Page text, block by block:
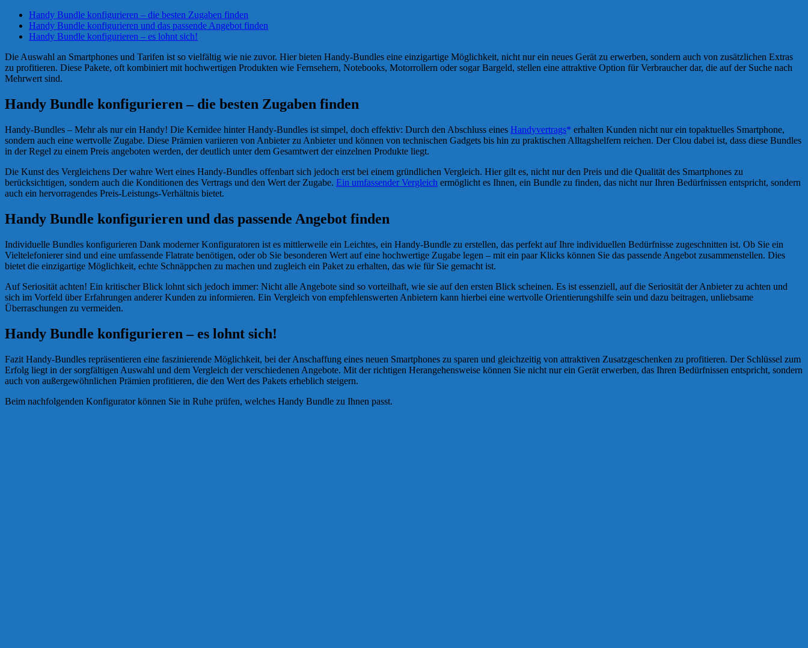
Handy Bundle konfigurieren – die besten Zugaben finden
Handy Bundle konfigurieren und das passende Angebot finden
Handy Bundle konfigurieren – es lohnt sich!
Die Auswahl an Smartphones und Tarifen ist so vielfältig wie nie zuvor. Hier bieten Handy-Bundles eine einzigartige Möglichkeit, nicht nur ein neues Gerät zu erwerben, sondern auch von zusätzlichen Extras
zu profitieren. Diese Pakete, oft kombiniert mit hochwertigen Produkten wie Fernsehern, Notebooks, Motorrollern oder sogar Bargeld, stellen eine attraktive Option für Verbraucher dar, die auf der Suche nach
Mehrwert sind.
Handy Bundle konfigurieren – die besten Zugaben finden
Handy-Bundles – Mehr als nur ein Handy! Die Kernidee hinter Handy-Bundles ist simpel, doch effektiv: Durch den Abschluss eines Handyvertrags
erhalten Kunden nicht nur ein topaktuelles Smartphone,
sondern auch eine wertvolle Zugabe. Diese Prämien variieren von Anbieter zu Anbieter und können von technischen Gadgets bis hin zu praktischen Alltagshelfern reichen. Der Clou dabei ist, dass diese Bundles
in der Regel zu einem Preis angeboten werden, der deutlich unter dem Gesamtwert der einzelnen Produkte liegt.
Die Kunst des Vergleichens Der wahre Wert eines Handy-Bundles offenbart sich jedoch erst bei einem gründlichen Vergleich. Hier gilt es, nicht nur den Preis und die Qualität des Smartphones zu
berücksichtigen, sondern auch die Konditionen des Vertrags und den Wert der Zugabe. Ein umfassender Vergleich ermöglicht es Ihnen, ein Bundle zu finden, das nicht nur Ihren Bedürfnissen entspricht, sondern
auch ein hervorragendes Preis-Leistungs-Verhältnis bietet.
Handy Bundle konfigurieren und das passende Angebot finden
Individuelle Bundles konfigurieren Dank moderner Konfiguratoren ist es mittlerweile ein Leichtes, ein Handy-Bundle zu erstellen, das perfekt auf Ihre individuellen Bedürfnisse zugeschnitten ist. Ob Sie ein
Vieltelefonierer sind und eine umfassende Flatrate benötigen, oder ob Sie besonderen Wert auf eine hochwertige Zugabe legen – mit ein paar Klicks können Sie das passende Angebot zusammenstellen. Dies
bietet die einzigartige Möglichkeit, echte Schnäppchen zu machen und zugleich ein Paket zu erhalten, das wie für Sie gemacht ist.
Auf Seriosität achten! Ein kritischer Blick lohnt sich jedoch immer: Nicht alle Angebote sind so vorteilhaft, wie sie auf den ersten Blick scheinen. Es ist essenziell, auf die Seriosität der Anbieter zu achten und
sich im Vorfeld über Erfahrungen anderer Kunden zu informieren. Ein Vergleich von empfehlenswerten Anbietern kann hierbei eine wertvolle Orientierungshilfe sein und dazu beitragen, unliebsame
Überraschungen zu vermeiden.
Handy Bundle konfigurieren – es lohnt sich!
Fazit Handy-Bundles repräsentieren eine faszinierende Möglichkeit, bei der Anschaffung eines neuen Smartphones zu sparen und gleichzeitig von attraktiven Zusatzgeschenken zu profitieren. Der Schlüssel zum
Erfolg liegt in der sorgfältigen Auswahl und dem Vergleich der verschiedenen Angebote. Mit der richtigen Herangehensweise können Sie nicht nur ein Gerät erwerben, das Ihren Bedürfnissen entspricht, sondern
auch von außergewöhnlichen Prämien profitieren, die den Wert des Pakets erheblich steigern.
Beim nachfolgenden Konfigurator können Sie in Ruhe prüfen, welches Handy Bundle zu Ihnen passt.